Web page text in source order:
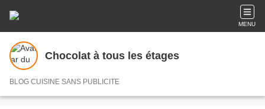
MENU
Chocolat à tous les étages
BLOG CUISINE SANS PUBLICITE